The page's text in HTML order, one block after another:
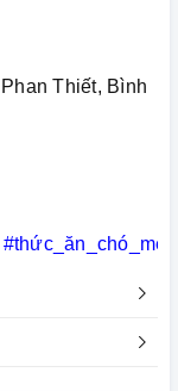
Thiết, Bình
#thức_ăn_chó_mèo